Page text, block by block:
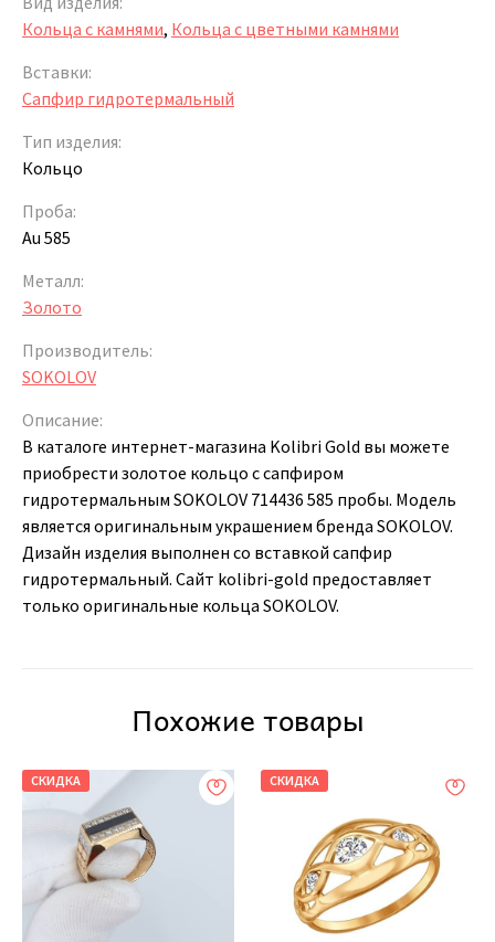
Кольца с камнями, Кольца с цветными камнями
Вставки:
Сапфир гидротермальный
Тип изделия:
Кольцо
Проба:
Au 585
Металл:
Золото
Производитель:
SOKOLOV
Описание:
В каталоге интернет-магазина Kolibri Gold вы можете
приобрести золотое кольцо с сапфиром
гидротермальным SOKOLOV 714436 585 пробы. Модель
является оригинальным украшением бренда SOKOLOV.
Дизайн изделия выполнен со вставкой сапфир
гидротермальный. Сайт kolibri-gold предоставляет
только оригинальные кольца SOKOLOV.
Похожие товары
СКИДКА СКИДКА